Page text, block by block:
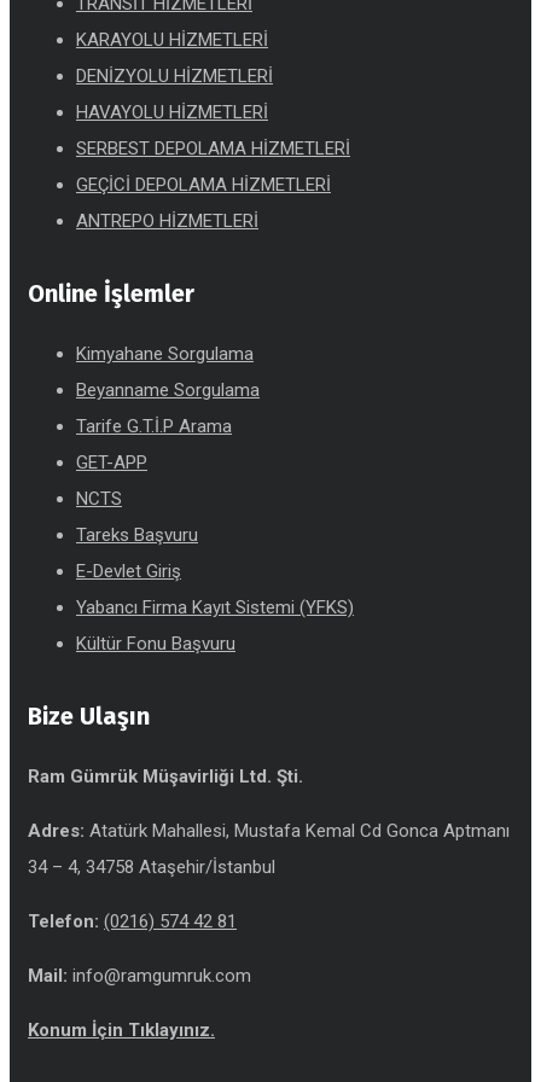
KARAYOLU HİZMETLERİ
DENİZYOLU HİZMETLERİ
HAVAYOLU HİZMETLERİ
SERBEST DEPOLAMA HİZMETLERİ
GEÇİCİ DEPOLAMA HİZMETLERİ
ANTREPO HİZMETLERİ
Online İşlemler
Kimyahane Sorgulama
Beyanname Sorgulama
Tarife G.T.İ.P Arama
GET-APP
NCTS
Tareks Başvuru
E-Devlet Giriş
Yabancı Firma Kayıt Sistemi (YFKS)
Kültür Fonu Başvuru
Bize Ulaşın
Ram Gümrük Müşavirliği Ltd. Şti.
Adres: Atatürk Mahallesi, Mustafa Kemal Cd Gonca Aptmanı
34 – 4, 34758 Ataşehir/İstanbul
Telefon: (0216) 574 42 81
Mail: info@ramgumruk.com
Konum İçin Tıklayınız.